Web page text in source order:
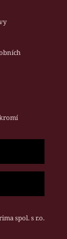
spol. s r.o.